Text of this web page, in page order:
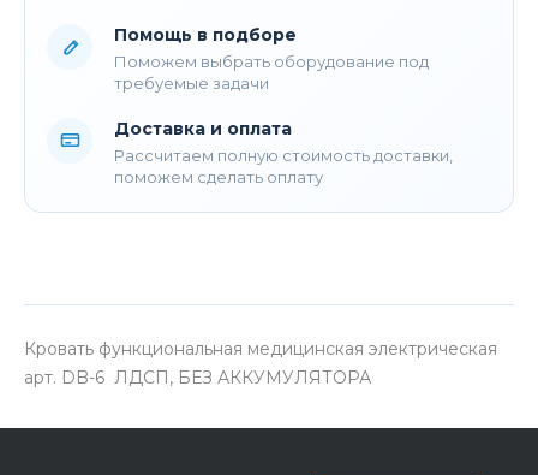
Помощь в подборе
Поможем выбрать оборудование под
требуемые задачи
Доставка и оплата
Рассчитаем полную стоимость доставки,
поможем сделать оплату
Кровать функциональная медицинская электрическая
арт. DB-6 ЛДСП, БЕЗ АККУМУЛЯТОРА